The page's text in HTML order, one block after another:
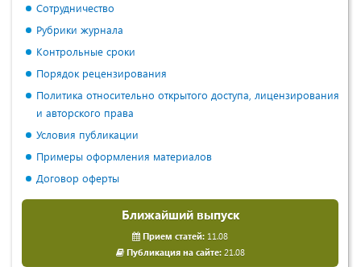
Сотрудничество
Рубрики журнала
Контрольные сроки
Порядок рецензирования
Политика относительно открытого доступа, лицензирования
и авторского права
Условия публикации
Примеры оформления материалов
Договор оферты
Ближайший выпуск
Прием статей: 11.08
Публикация на сайте:21.08